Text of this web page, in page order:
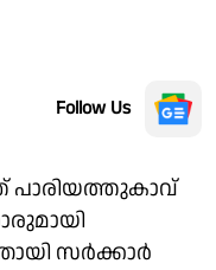
Follow Us
പാരിയത്തുകാവ്‌
സർക്കാർ